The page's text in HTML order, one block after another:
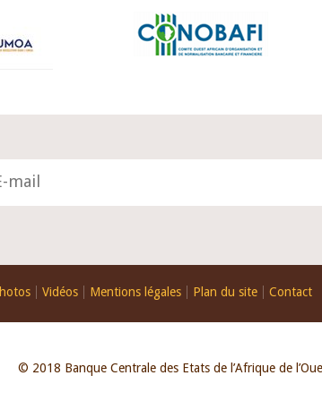
Vidéos Mentions légales Plan du site Contact
© 2018 Banque Centrale des Etats de l’Afrique de